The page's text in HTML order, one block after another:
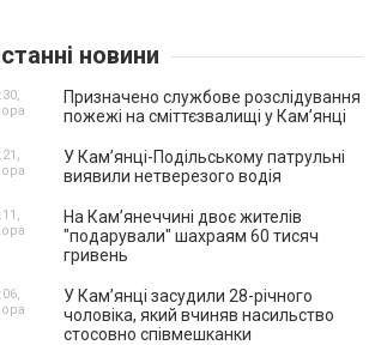
новини
Призначено службове розслідування
пожежі на сміттєзвалищі у Кам’янці
У Кам’янці-Подільському патрульні
виявили нетверезого водія
На Камʼянеччині двоє жителів
"подарували" шахраям 60 тисяч
гривень
У Камʼянці засудили 28-річного
чоловіка, який вчиняв насильство
стосовно співмешканки